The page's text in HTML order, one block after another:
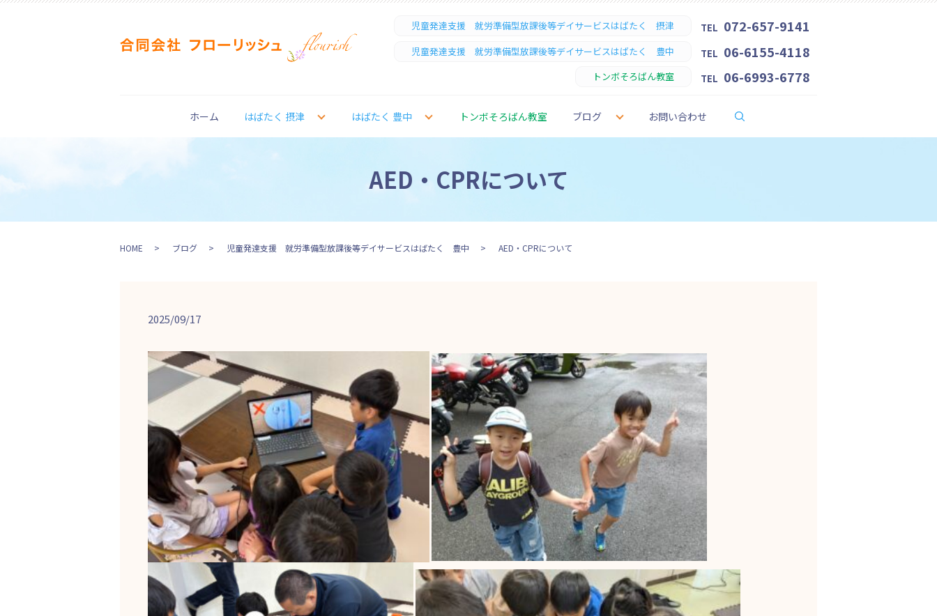
児童発達支援 就労準備型放課後等デイサービスはばたく 摂津 TEL 072-657-9141
児童発達支援 就労準備型放課後等デイサービスはばたく 豊中 TEL 06-6155-4118
トンボそろばん教室 TEL 06-6993-6778
ホーム はばたく 摂津 はばたく 豊中 トンボそろばん教室 ブログ お問い合わせ
AED・CPRについて
HOME ブログ 児童発達支援 就労準備型放課後等デイサービスはばたく 豊中 AED・CPRについて
2025/09/17